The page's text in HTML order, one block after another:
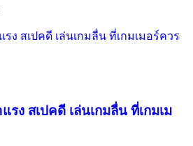
รง สเปคดี เล่นเกมลื่น ที่เกมเม